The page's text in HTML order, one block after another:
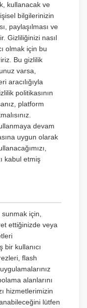
kullanacak ve
bilgilerinizin
paylaşılması ve
Gizliliğinizi nasıl
olmak için bu
Bu gizlilik
varsa,
aracılığıyla
politikasının
platform
devam
uygun olarak
kabul etmiş
için,
ettiğinizde veya
bir kullanıcı
flash
alanlarını
hizmetlerimizin
lütfen